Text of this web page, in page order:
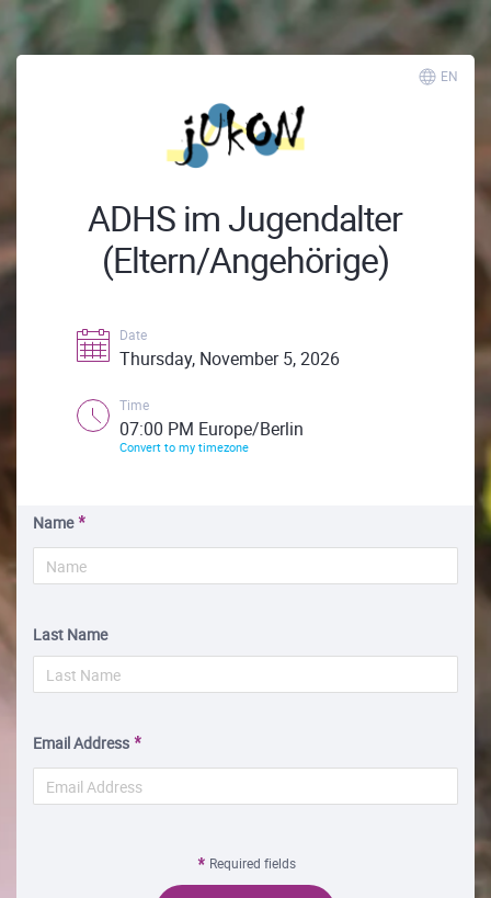
EN
ADHS im Jugendalter
(Eltern/Angehörige)
Date
Thursday, November 5, 2026
Time
07:00 PM Europe/Berlin
Convert to my timezone
Name
Last Name
Email Address
Required fields